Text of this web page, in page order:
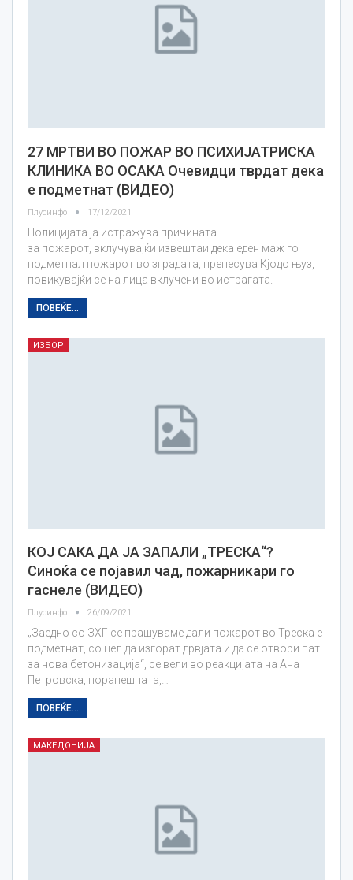
27 МРТВИ ВО ПОЖАР ВО ПСИХИЈАТРИСКА
КЛИНИКА ВО ОСАКА Очевидци тврдат дека
е подметнат (ВИДЕО)
Плусинфо 17/12/2021
Полицијата ја истражува причината
за пожарот, вклучувајќи извештаи дека еден маж го
подметнал пожарот во зградата, пренесува Кјодо њуз,
повикувајќи се на лица вклучени во истрагата.
ПОВЕЌЕ...
ИЗБОР
КОЈ САКА ДА ЈА ЗАПАЛИ „ТРЕСКА“?
Синоќа се појавил чад, пожарникари го
гаснеле (ВИДЕО)
Плусинфо 26/09/2021
„Заедно со ЗХГ се прашуваме дали пожарот во Треска е
подметнат, со цел да изгорат дрвјата и да се отвори пат
за нова бетонизација“, се вели во реакцијата на Ана
Петровска, поранешната,…
ПОВЕЌЕ...
МАКЕДОНИЈА